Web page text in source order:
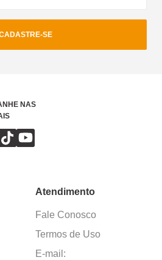
SE
NAS
Atendimento
Fale Conosco
Termos de Uso
E-mail: